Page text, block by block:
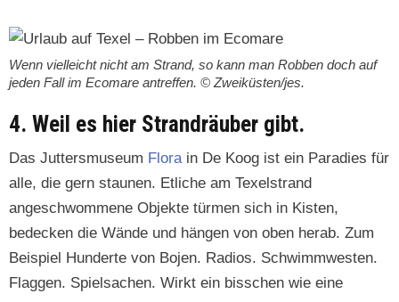
Wenn vielle­icht nicht am Strand, so kann man Robben doch auf
jeden Fall im Eco­mare antr­e­f­fen. © Zweiküsten/jes.
4. Weil es hier Strandräuber gibt.
Das Jut­tersmu­se­um Flo­rain De Koog ist ein Paradies für
alle, die gern staunen. Etliche am Tex­el­strand
angeschwommene Objek­te tür­men sich in Kisten,
bedeck­en die Wände und hän­gen von oben herab. Zum
Beispiel Hun­derte von Bojen. Radios. Schwimmwest­en.
Flaggen. Spiel­sachen. Wirkt ein biss­chen wie eine